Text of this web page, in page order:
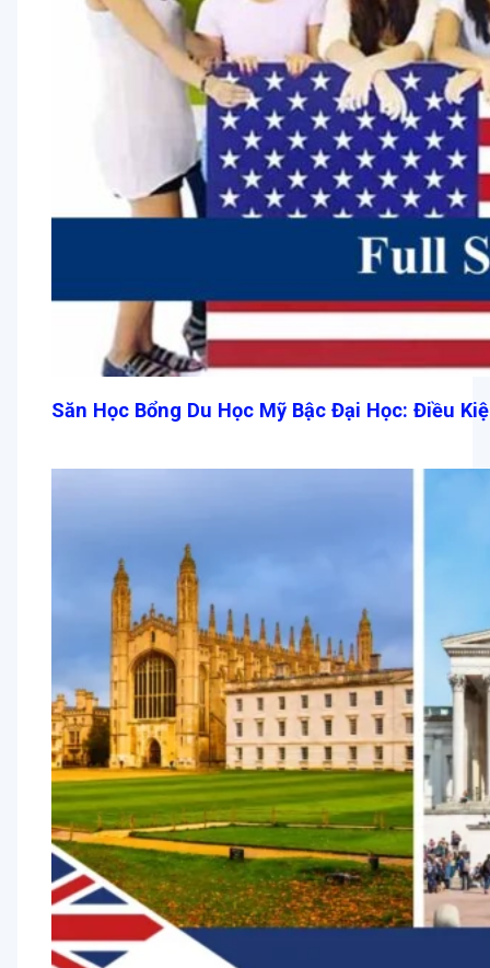
Săn Học Bổng Du Học Mỹ Bậc Đại Học: Điều